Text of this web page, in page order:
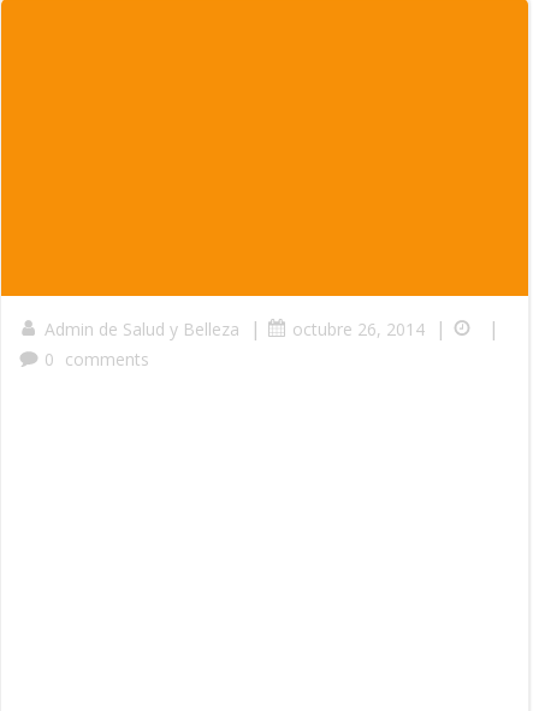
Admin de Salud y Belleza | octubre 26, 2014 | |
0 comments